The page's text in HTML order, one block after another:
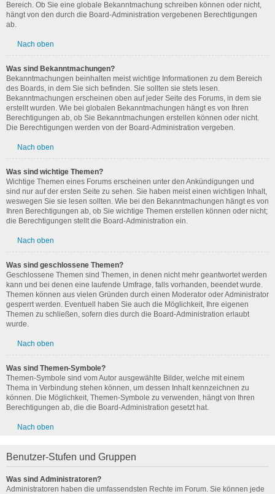
Bereich. Ob Sie eine globale Bekanntmachung schreiben können oder nicht,
hängt von den durch die Board-Administration vergebenen Berechtigungen
ab.
Nach oben
Was sind Bekanntmachungen?
Bekanntmachungen beinhalten meist wichtige Informationen zu dem Bereich
des Boards, in dem Sie sich befinden. Sie sollten sie stets lesen.
Bekanntmachungen erscheinen oben auf jeder Seite des Forums, in dem sie
erstellt wurden. Wie bei globalen Bekanntmachungen hängt es von Ihren
Berechtigungen ab, ob Sie Bekanntmachungen erstellen können oder nicht.
Die Berechtigungen werden von der Board-Administration vergeben.
Nach oben
Was sind wichtige Themen?
Wichtige Themen eines Forums erscheinen unter den Ankündigungen und
sind nur auf der ersten Seite zu sehen. Sie haben meist einen wichtigen Inhalt,
weswegen Sie sie lesen sollten. Wie bei den Bekanntmachungen hängt es von
Ihren Berechtigungen ab, ob Sie wichtige Themen erstellen können oder nicht;
die Berechtigungen stellt die Board-Administration ein.
Nach oben
Was sind geschlossene Themen?
Geschlossene Themen sind Themen, in denen nicht mehr geantwortet werden
kann und bei denen eine laufende Umfrage, falls vorhanden, beendet wurde.
Themen können aus vielen Gründen durch einen Moderator oder Administrator
gesperrt werden. Eventuell haben Sie auch die Möglichkeit, Ihre eigenen
Themen zu schließen, sofern dies durch die Board-Administration erlaubt
wurde.
Nach oben
Was sind Themen-Symbole?
Themen-Symbole sind vom Autor ausgewählte Bilder, welche mit einem
Thema in Verbindung stehen können, um dessen Inhalt kennzeichnen zu
können. Die Möglichkeit, Themen-Symbole zu verwenden, hängt von Ihren
Berechtigungen ab, die die Board-Administration gesetzt hat.
Nach oben
Benutzer-Stufen und Gruppen
Was sind Administratoren?
Administratoren haben die umfassendsten Rechte im Forum. Sie können jede